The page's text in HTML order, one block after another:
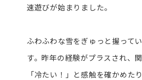
速遊びが始まりました。
ふわふわな雪をぎゅっと握って
す。昨年の経験がプラスされ、
「冷たい！」と感触を確かめた